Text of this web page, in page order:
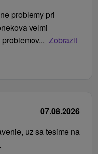
problemy pri
velmi
Zobrazit
07.08.2026
uz sa tesime na